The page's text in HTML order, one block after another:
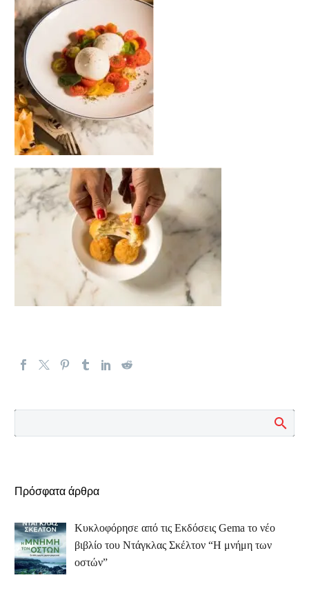
Πρόσφατα άρθρα
Κυκλοφόρησε από τις Εκδόσεις Gema το νέο
βιβλίο του Ντάγκλας Σκέλτον “Η μνήμη των
οστών”